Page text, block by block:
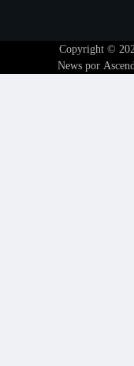
Copyright ©
News por